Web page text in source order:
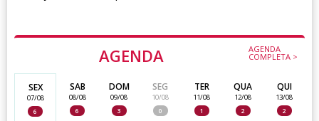
AGENDA AGENDA
COMPLETA >
SEX
07/08
6
SAB
08/08
6
DOM
09/08
3
SEG
10/08
0
TER
11/08
1
QUA
12/08
2
QUI
13/08
2